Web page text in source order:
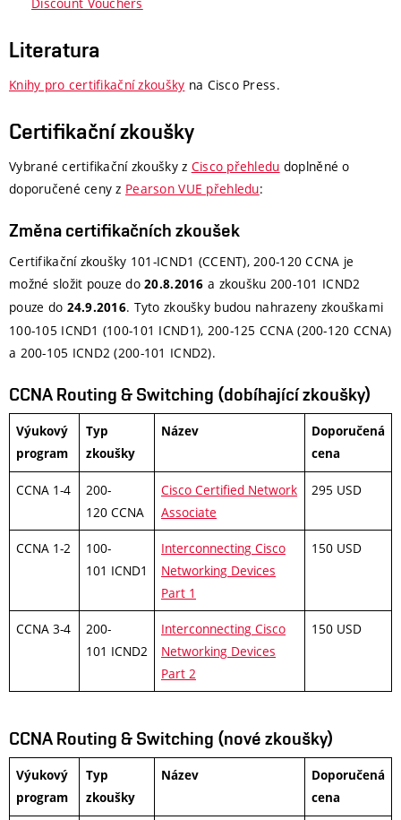
Literatura
Knihy pro certifikační zkoušky na Cisco Press.
Certifikační zkoušky
Vybrané certifikační zkoušky z Cisco přehledu doplněné o
doporučené ceny z Pearson VUE přehledu:
Změna certifikačních zkoušek
Certifikační zkoušky 101-ICND1 (CCENT), 200-120 CCNA je
možné složit pouze do20.8.2016 a zkoušku 200-101 ICND2
pouze do 24.9.2016. Tyto zkoušky budou nahrazeny zkouškami
100-105 ICND1 (100-101 ICND1), 200-125 CCNA (200-120 CCNA)
a 200-105 ICND2 (200-101 ICND2).
CCNA Routing & Switching (dobíhající zkoušky)
Výukový
program
Typ
zkoušky
Název
Doporučená
cena
CCNA 1-4
200-
120 CCNA
Cisco Certified Network
Associate
295 USD
CCNA 1-2
100-
101 ICND1
Interconnecting Cisco
Networking Devices
Part 1
150 USD
CCNA 3-4
200-
101 ICND2
Interconnecting Cisco
Networking Devices
Part 2
150 USD
CCNA Routing & Switching (nové zkoušky)
Výukový
program
Typ
zkoušky
Název
Doporučená
cena